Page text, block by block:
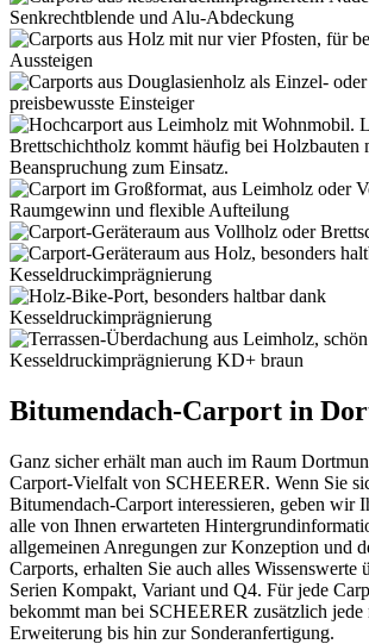
Bitumendach-Carport in
Ganz sicher erhält man auch im Raum
Carport-Vielfalt von SCHEERER. Wenn Sie
Bitumendach-Carport interessieren, geben wir
alle von Ihnen erwarteten
allgemeinen Anregungen zur Konzeption und
Carports, erhalten Sie auch alles Wissenswerte
Serien Kompakt, Variant und Q4. Für jede
bekommt man bei SCHEERER zusätzlich jede
Erweiterung bis hin zur Sonderanfertigung.